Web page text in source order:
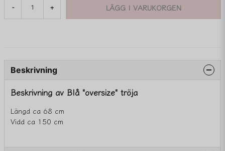
- + LÄGG I VARUKORGEN
Beskrivning
Beskrivning av Blå "oversize" tröja
Längd ca 68 cm
Vidd ca 150 cm